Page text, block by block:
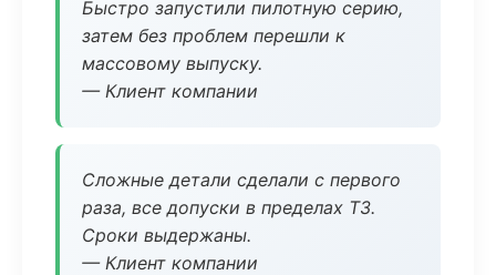
Быстро запустили пилотную серию,
затем без проблем перешли к
массовому выпуску.
— Клиент компании
Сложные детали сделали с первого
раза, все допуски в пределах ТЗ.
Сроки выдержаны.
— Клиент компании